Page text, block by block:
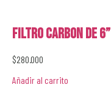
Filtro Carbon de 6”
$280.000
Añadir al carrito